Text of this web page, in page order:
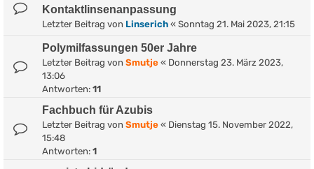
Kontaktlinsenanpassung
Letzter Beitrag von Linserich « Sonntag 21. Mai 2023, 21:15
Polymilfassungen 50er Jahre
Letzter Beitrag von Smutje « Donnerstag 23. März 2023,
13:06
Antworten: 11
Fachbuch für Azubis
Letzter Beitrag von Smutje « Dienstag 15. November 2022,
15:48
Antworten: 1